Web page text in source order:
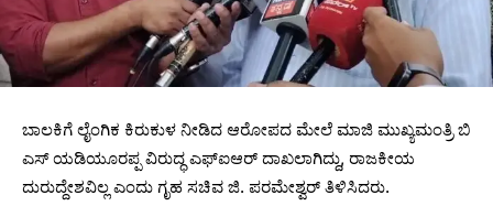
ಬಾಲಕಿಗೆ ಲೈಂಗಿಕ ಕಿರುಕುಳ ನೀಡಿದ ಆರೋಪದ ಮೇಲೆ ಮಾಜಿ ಮುಖ್ಯಮಂತ್ರಿ ಬಿ
ಎಸ್ ಯಡಿಯೂರಪ್ಪ ವಿರುದ್ಧ ಎಫ್‌ಐಆರ್ ದಾಖಲಾಗಿದ್ದು, ರಾಜಕೀಯ
ದುರುದ್ದೇಶವಿಲ್ಲ ಎಂದು ಗೃಹ ಸಚಿವ ಜಿ. ಪರಮೇಶ್ವರ್‌ ತಿಳಿಸಿದರು.